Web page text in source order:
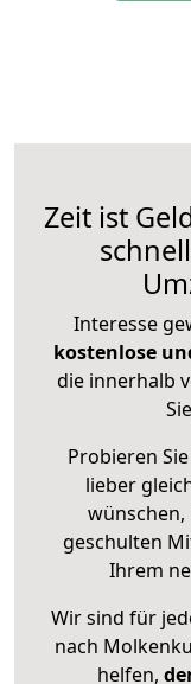
Zeit ist
Interesse
kostenlose
die innerhalb
Probieren
lieber
wünschen,
geschulten
Ihrem
Wir sind für
nach
helfen,